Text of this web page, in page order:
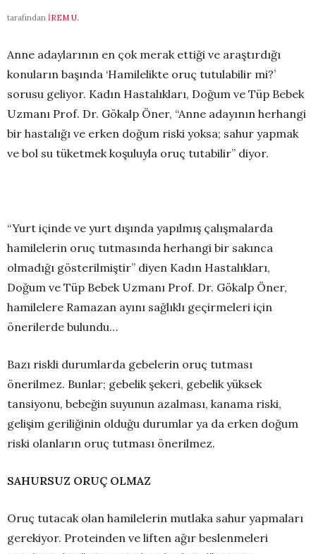
tarafından İREM U.
Anne adaylarının en çok merak ettiği ve araştırdığı
konuların başında ‘Hamilelikte oruç tutulabilir mi?’
sorusu geliyor. Kadın Hastalıkları, Doğum ve Tüp Bebek
Uzmanı Prof. Dr. Gökalp Öner, “Anne adayının herhangi
bir hastalığı ve erken doğum riski yoksa; sahur yapmak
ve bol su tüketmek koşuluyla oruç tutabilir” diyor.
“Yurt içinde ve yurt dışında yapılmış çalışmalarda
hamilelerin oruç tutmasında herhangi bir sakınca
olmadığı gösterilmiştir” diyen Kadın Hastalıkları,
Doğum ve Tüp Bebek Uzmanı Prof. Dr. Gökalp Öner,
hamilelere Ramazan ayını sağlıklı geçirmeleri için
önerilerde bulundu…
Bazı riskli durumlarda gebelerin oruç tutması
önerilmez. Bunlar; gebelik şekeri, gebelik yüksek
tansiyonu, bebeğin suyunun azalması, kanama riski,
gelişim geriliğinin olduğu durumlar ya da erken doğum
riski olanların oruç tutması önerilmez.
SAHURSUZ ORUÇ OLMAZ
Oruç tutacak olan hamilelerin mutlaka sahur yapmaları
gerekiyor. Proteinden ve liften ağır beslenmeleri